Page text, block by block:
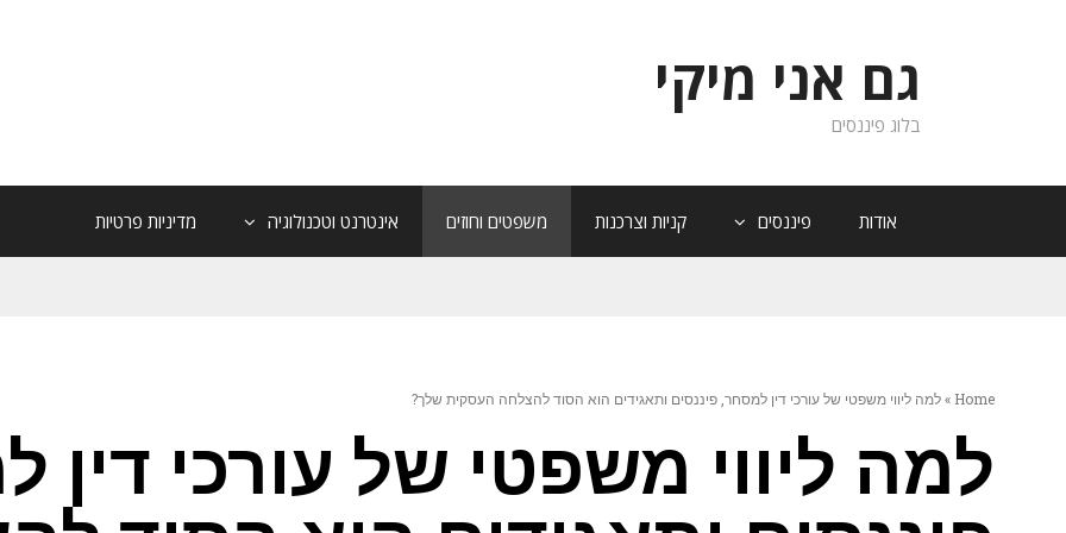
גם אני מיקי
בלוג פיננסים
אודות פיננסים קניות וצרכנות משפטים וחוזים אינטרנט וטכנולוגיה מדיניות פרטיות
Home
»למה ליווי משפטי של עורכי דין למסחר, פיננסים ותאגידים הוא הסוד להצלחה העסקית שלך?
למה ליווי משפטי של עורכי דין